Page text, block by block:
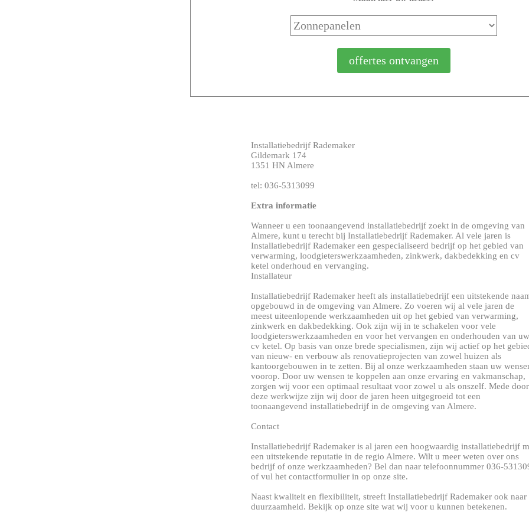
Installatiebedrijf Rademaker
Gildemark 174
1351 HN Almere
tel: 036-5313099
Extra informatie
Wanneer u een toonaangevend installatiebedrijf zoekt in de omgeving van
Almere, kunt u terecht bij Installatiebedrijf Rademaker. Al vele jaren is
Installatiebedrijf Rademaker een gespecialiseerd bedrijf op het gebied van
verwarming, loodgieterswerkzaamheden, zinkwerk, dakbedekking en cv
ketel onderhoud en vervanging.
Installateur
Installatiebedrijf Rademaker heeft als installatiebedrijf een uitstekende
opgebouwd in de omgeving van Almere. Zo voeren wij al vele jaren de
meest uiteenlopende werkzaamheden uit op het gebied van verwarming,
zinkwerk en dakbedekking. Ook zijn wij in te schakelen voor vele
loodgieterswerkzaamheden en voor het vervangen en onderhouden van uw
cv ketel. Op basis van onze brede specialismen, zijn wij actief op het
van nieuw- en verbouw als renovatieprojecten van zowel huizen als
kantoorgebouwen in te zetten. Bij al onze werkzaamheden staan uw
voorop. Door uw wensen te koppelen aan onze ervaring en vakmanschap,
zorgen wij voor een optimaal resultaat voor zowel u als onszelf. Mede door
deze werkwijze zijn wij door de jaren heen uitgegroeid tot een
toonaangevend installatiebedrijf in de omgeving van Almere.
Contact
Installatiebedrijf Rademaker is al jaren een hoogwaardig installatiebedrijf
een uitstekende reputatie in de regio Almere. Wilt u meer weten over ons
bedrijf of onze werkzaamheden? Bel dan naar telefoonnummer 036-
of vul het contactformulier in op onze site.
Naast kwaliteit en flexibiliteit, streeft Installatiebedrijf Rademaker ook naar
duurzaamheid. Bekijk op onze site wat wij voor u kunnen betekenen.